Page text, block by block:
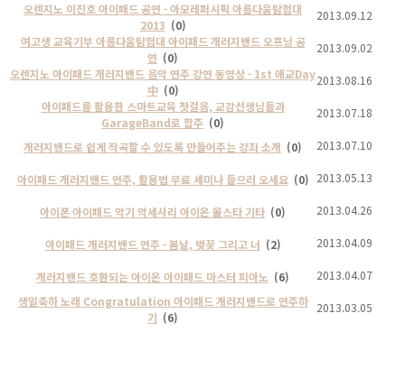
오렌지노 이진호 아이패드 공연 - 아모레퍼시픽 아름다움탐험대
2013 (0)
2013.09.12
여고생 교육기부 아름다움탐험대 아이패드 개러지밴드 오프닝 공
연 (0)
2013.09.02
오렌지노 아이패드 개러지밴드 음악 연주 강연 동영상 - 1st 애교Day
中 (0)
2013.08.16
아이패드를 활용한 스마트교육 첫걸음, 교감선생님들과
GarageBand로 합주 (0)
2013.07.18
개러지밴드로 쉽게 작곡할 수 있도록 만들어주는 강좌 소개 (0) 2013.07.10
아이패드 개러지밴드 연주, 활용법 무료 세미나 들으러 오세요 (0) 2013.05.13
아이폰 아이패드 악기 악세사리 아이온 올스타 기타 (0) 2013.04.26
아이패드 개러지밴드 연주 - 봄날, 벚꽃 그리고 너 (2) 2013.04.09
개러지밴드 호환되는 아이온 아이패드 마스터 피아노 (6)
2013.04.07
생일축하 노래 Congratulation 아이패드 개러지밴드로 연주하
기 (6)
2013.03.05